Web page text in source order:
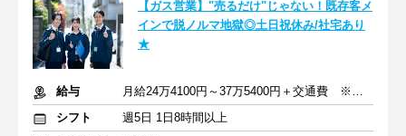
【ガス営業】"売るだけ"じゃない！既存客メ
インで脱ノルマ地獄◎土日祝休み/社宅あり
★
給与
月給24万4100円～37万5400円＋交通費 ※賞与年2回／昇給あり
シフト
週5日 1日8時間以上